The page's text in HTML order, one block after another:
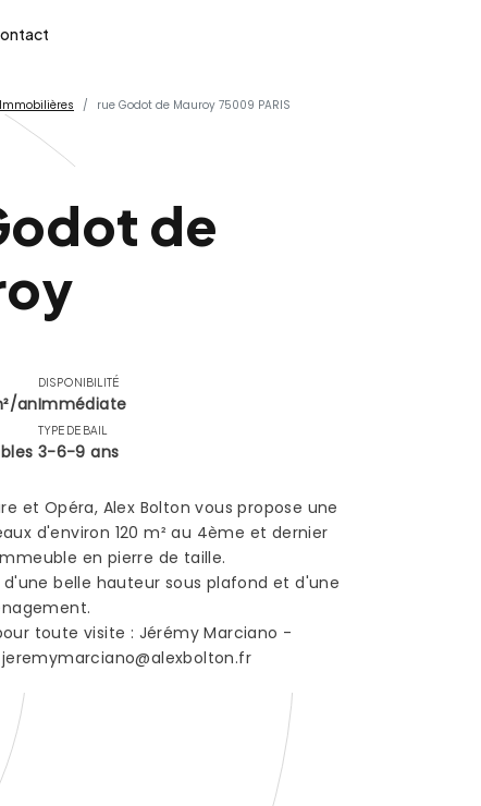
rue Godot de Mauroy 75009 PARIS
de
an
DISPONIBILITÉ
Immédiate
TYPE DE BAIL
3-6-9 ans
et Opéra, Alex Bolton vous propose une
d'environ 120 m² au 4ème et dernier
en pierre de taille.
d'une belle hauteur sous plafond et d'une
toute visite : Jérémy Marciano -
jeremymarciano@alexbolton.fr